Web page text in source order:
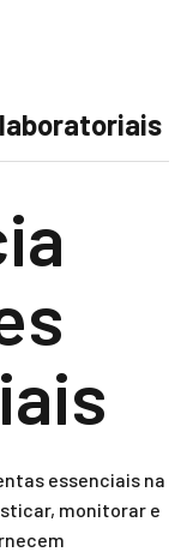
essenciais na
monitorar e